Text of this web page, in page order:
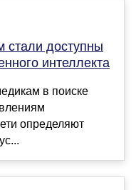
стали доступны
интеллекта
в поиске
определяют